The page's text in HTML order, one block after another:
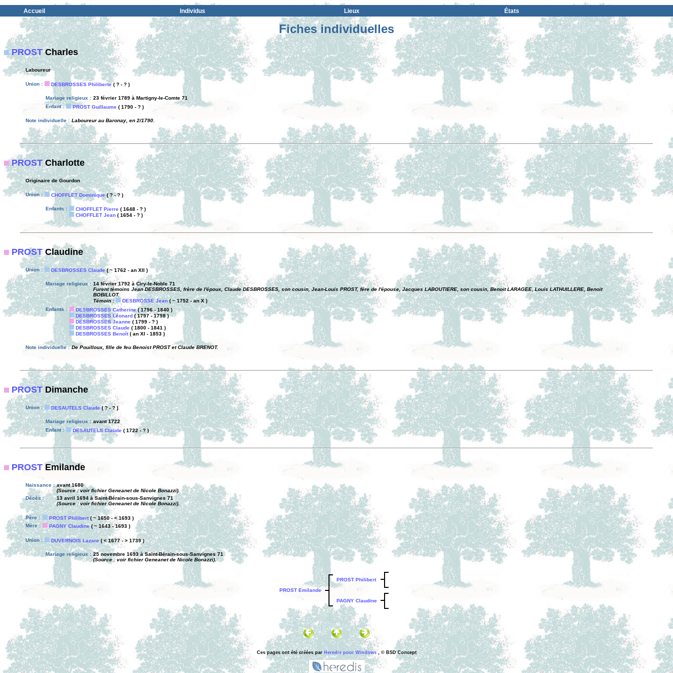
Accueil Individus Lieux États
Fiches individuelles
PROSTCharles
Laboureur
Union : DESBROSSES Philiberte( ? - ? )
Mariage religieux : 23 février 1789 à Martigny-le-Comte 71
Enfant :
PROST Guillaume ( 1790 - ? )
Note individuelle : Laboureur au Baronay, en 2/1790.
PROSTCharlotte
Originaire de Gourdon
Union : CHOFFLET Dominique ( ? - ? )
Enfants : CHOFFLET Pierre ( 1648 - ? )
CHOFFLET Jean ( 1654 - ? )
PROSTClaudine
Union : DESBROSSES Claude( ~ 1762 - an XII )
Mariage religieux : 14 février 1792 à Ciry-le-Noble 71
Furent témoins Jean DESBROSSES, frère de l'époux, Claude DESBROSSES, son cousin, Jean-Louis PROST, fère de l'épouse, Jacques LABOUTIERE, son cousin, Benoit LARAGEE, Louis LATHUILLERE, Benoit
BOBILLOT.
Témoin :
DESBROSSE Jean( ~ 1752 - an X )
Enfants :
DESBROSSES Catherine( 1796 - 1840 )
DESBROSSES Léonard ( 1797 - 1798 )
DESBROSSES Jeanne ( 1799 - ? )
DESBROSSES Claude ( 1800 - 1841 )
DESBROSSES Benoît( an XI - 1853 )
Note individuelle : De Pouilloux, fille de feu Benoist PROST et Claude BRENOT.
PROSTDimanche
Union : DESAUTELS Claude( ? - ? )
Mariage religieux : avant 1722
Enfant :
DESAUTELS Claude ( 1722 - ? )
PROSTEmilande
Naissance : avant 1680
(Source : voir fichier Geneanet de Nicole Bonazzi).
Décès :
13 avril 1694 à Saint-Bérain-sous-Sanvignes 71
(Source : voir fichier Geneanet de Nicole Bonazzi).
Père : PROST Philibert( ~ 1650 - < 1693 )
Mère :
PAGNY Claudine( ~ 1643 - 1693 )
Union : DUVERNOIS Lazare( < 1677 - > 1739 )
Mariage religieux : 25 novembre 1693 à Saint-Bérain-sous-Sanvignes 71
(Source : voir fichier Geneanet de Nicole Bonazzi).
PROST Emilande
PROST Philibert
PAGNY Claudine
Ces pages ont été créées par Heredis pour Windows, © BSD Concept